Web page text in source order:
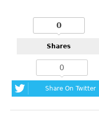
0
Shares
0
Share On Twitter